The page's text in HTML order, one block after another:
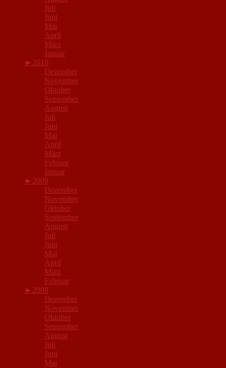
Juli
Juni
Mai
April
März
Januar
► 2010
Dezember
November
Oktober
September
August
Juli
Juni
Mai
April
März
Februar
Januar
► 2009
Dezember
November
Oktober
September
August
Juli
Juni
Mai
April
März
Februar
► 2008
Dezember
November
Oktober
September
August
Juli
Juni
Mai